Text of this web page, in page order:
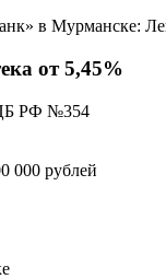
в Мурманске:
от 5,45%
РФ №354
000 рублей